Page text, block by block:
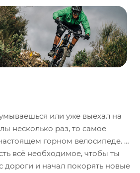
идеальный вариант для
или уже выехал на
несколько раз, то самое
горном велосипеде. У
всё необходимое, чтобы ты
дороги и начал покорять новые